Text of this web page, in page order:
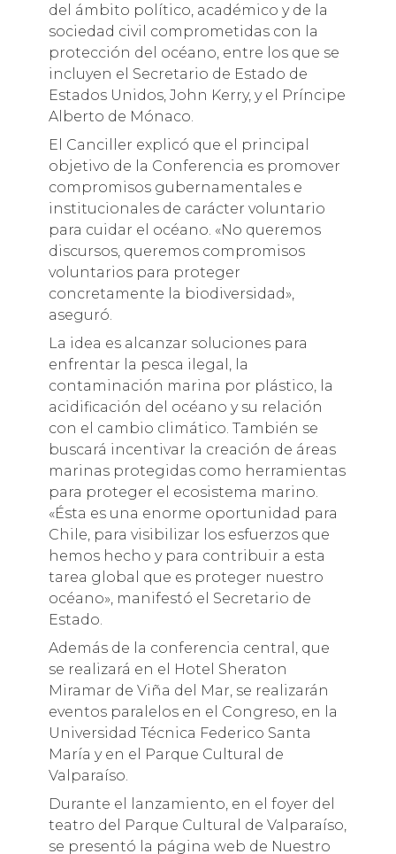
del ámbito político, académico y de la
sociedad civil comprometidas con la
protección del océano, entre los que se
incluyen el Secretario de Estado de
Estados Unidos, John Kerry, y el Príncipe
Alberto de Mónaco.
El Canciller explicó que el principal
objetivo de la Conferencia es promover
compromisos gubernamentales e
institucionales de carácter voluntario
para cuidar el océano. «No queremos
discursos, queremos compromisos
voluntarios para proteger
concretamente la biodiversidad»,
aseguró.
La idea es alcanzar soluciones para
enfrentar la pesca ilegal, la
contaminación marina por plástico, la
acidificación del océano y su relación
con el cambio climático. También se
buscará incentivar la creación de áreas
marinas protegidas como herramientas
para proteger el ecosistema marino.
«Ésta es una enorme oportunidad para
Chile, para visibilizar los esfuerzos que
hemos hecho y para contribuir a esta
tarea global que es proteger nuestro
océano», manifestó el Secretario de
Estado.
Además de la conferencia central, que
se realizará en el Hotel Sheraton
Miramar de Viña del Mar, se realizarán
eventos paralelos en el Congreso, en la
Universidad Técnica Federico Santa
María y en el Parque Cultural de
Valparaíso.
Durante el lanzamiento, en el foyer del
teatro del Parque Cultural de Valparaíso,
se presentó la página web de Nuestro